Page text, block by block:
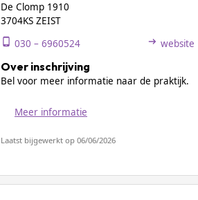
De Clomp 1910
3704KS ZEIST
030 – 6960524 website
Over inschrijving
Bel voor meer informatie naar de praktijk.
Meer informatie
Laatst bijgewerkt op 06/06/2026